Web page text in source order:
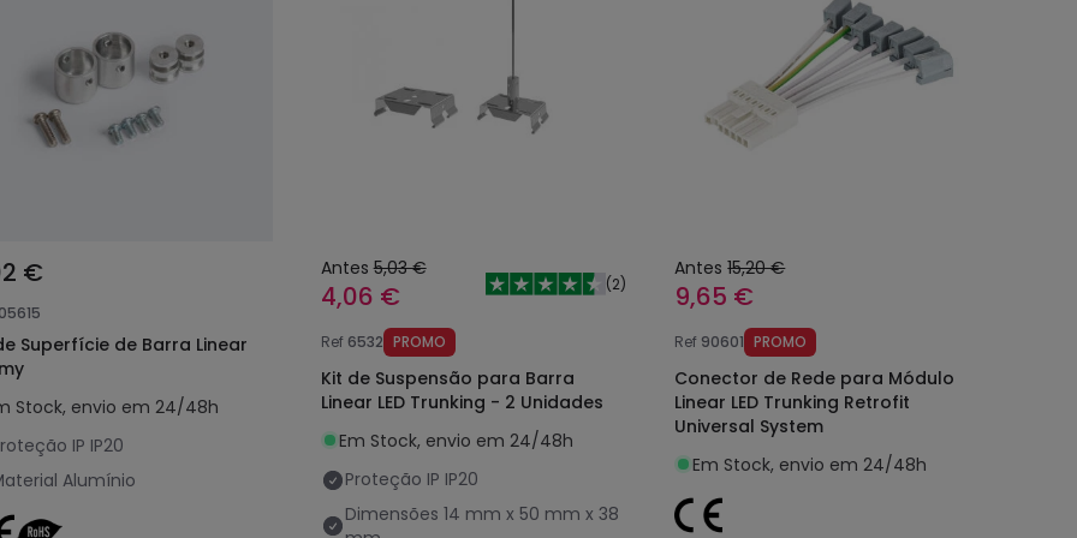
€
Superfície de Barra Linear
Stock, envio em 24/48h
IP IP20
Alumínio
Antes 5,03 €
4,06 € (2)
Ref 6532 PROMO
Kit de Suspensão para Barra
Linear LED Trunking - 2 Unidades
Em Stock, envio em 24/48h
Proteção IP IP20
Dimensões 14 mm x 50 mm x 38
Antes 15,20 €
9,65 €
Ref 90601 PROMO
Conector de Rede para Módulo
Linear LED Trunking Retrofit
Universal System
Em Stock, envio em 24/48h